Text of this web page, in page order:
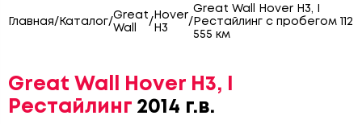
Главная/ Каталог/
Great
Wall
/
Hover
H3
/
Great Wall Hover H3, I
Рестайлинг с пробегом 112
555 км
Great Wall Hover H3, I
Рестайлинг 2014 г.в.